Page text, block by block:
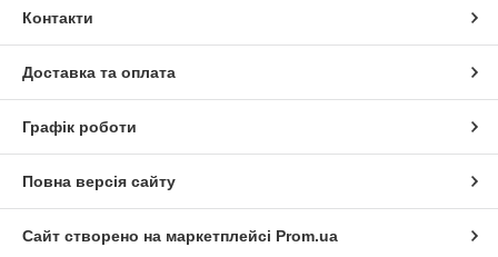
Контакти
Доставка та оплата
Графік роботи
Повна версія сайту
Сайт створено на маркетплейсі Prom.ua